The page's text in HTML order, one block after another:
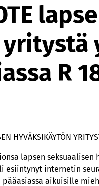
R
HYVÄKSIKÄYTÖN
lapsen seksuaalisen
esiintynyt internetin
pääasiassa aikuisille